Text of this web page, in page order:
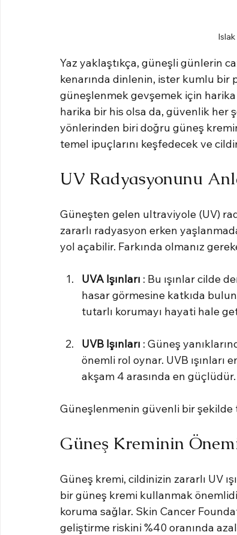
Yaz yaklaştıkça, güneşli günlerin
kenarında dinlenin, ister kumlu bir
güneşlenmek gevşemek için harika
harika bir his olsa da, güvenlik her
yönlerinden biri doğru güneş
temel ipuçlarını keşfedecek ve
UV Radyasyonunu
Güneşten gelen ultraviyole (UV)
zararlı radyasyon erken
yol açabilir. Farkında olmanız
UVA Işınları : Bu ışınlar cilde
hasar görmesine katkıda
tutarlı korumayı hayati hale
UVB Işınları : Güneş
önemli rol oynar. UVB ışınları
akşam 4 arasında en güçlüdür.
Güneşlenmenin güvenli bir şekilde
Güneş Kreminin
Güneş kremi, cildinizin zararlı UV
bir güneş kremi kullanmak
koruma sağlar. Skin Cancer
geliştirme riskini %40 oranında